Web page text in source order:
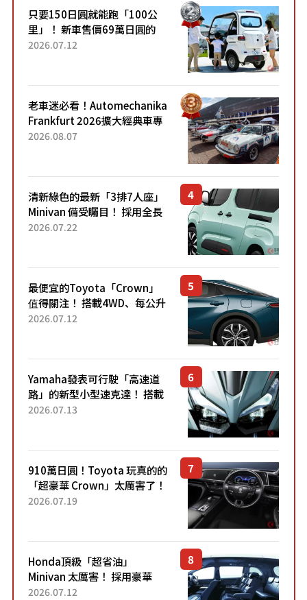
只要150日圓就能跑「100公
里」！ 新車售價69萬日圓的
「3人座」Trike大受歡迎！ 順
2026.07.12
老車迷必看！Automechanika
Frankfurt 2026擴大經典車專
區 1954年珍稀古董車現場修復
2026.08.07
清新綠色的最新「3排7人座」
Minivan 備受矚目！ 採用全長
4.7公尺剛剛好的車身尺寸與
2026.07.22
最便宜的Toyota「Crown」
值得關注！ 搭載4WD、每公升
22.4公里低油耗表現超亮眼！
2026.07.12
Yamaha發表可行駛「高速道
路」的新型小型速克達！ 搭載
能享受超強勁「渦輪感」的動
2026.07.13
910萬日圓！Toyota 玩真的的
「超豪華 Crown」太厲害了！
採用由「匠人技藝」打造的
2026.07.19
Honda頂級「超省油」
Minivan 太厲害！ 採用豪華
「真皮座椅」與專屬「黑色內
2026.07.12